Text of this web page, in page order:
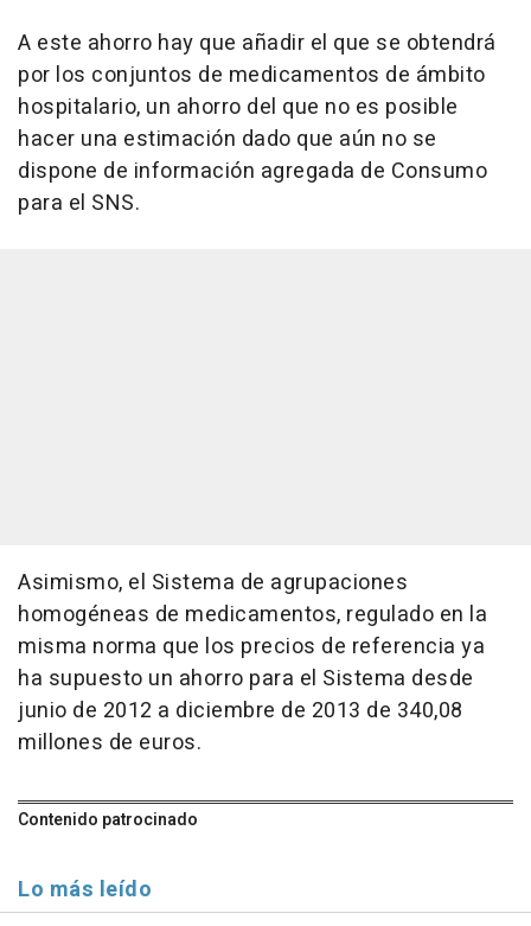
A este ahorro hay que añadir el que se obtendrá
por los conjuntos de medicamentos de ámbito
hospitalario, un ahorro del que no es posible
hacer una estimación dado que aún no se
dispone de información agregada de Consumo
para el SNS.
Asimismo, el Sistema de agrupaciones
homogéneas de medicamentos, regulado en la
misma norma que los precios de referencia ya
ha supuesto un ahorro para el Sistema desde
junio de 2012 a diciembre de 2013 de 340,08
millones de euros.
Contenido patrocinado
Lo más leído